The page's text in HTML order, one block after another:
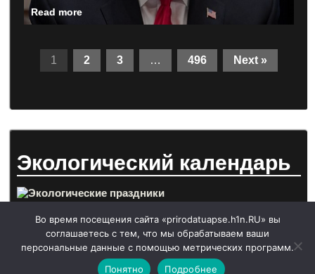
Read more
1 2 3 … 496 Next »
Экологический календарь
Во время посещения сайта «prirodatuapse.h1n.RU» вы
соглашаетесь с тем, что мы обрабатываем ваши
персональные данные с помощью метрических программ.
Понятно
Подробнее